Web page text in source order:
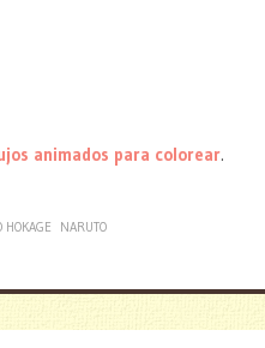
animados para colorear.
HOKAGE
NARUTO